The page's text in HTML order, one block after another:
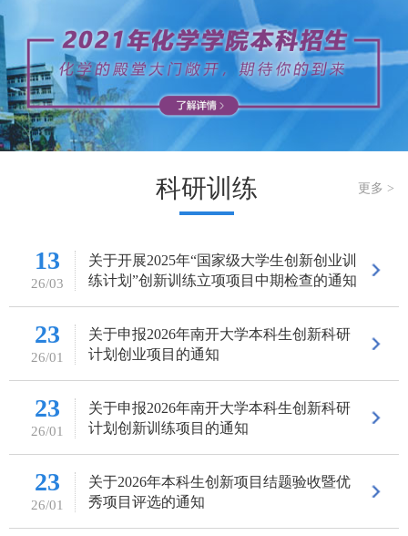
科研训练 更多 >
13
26/03
关于开展2025年“国家级大学生创新创业训
练计划”创新训练立项项目中期检查的通知
23
26/01
关于申报2026年南开大学本科生创新科研
计划创业项目的通知
23
26/01
关于申报2026年南开大学本科生创新科研
计划创新训练项目的通知
23
26/01
关于2026年本科生创新项目结题验收暨优
秀项目评选的通知